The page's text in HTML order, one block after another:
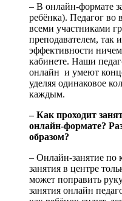
– В онлайн-формате
ребёнка). Педагог во
всеми участниками
преподавателем, так
эффективности ничем
кабинете. Наши
онлайн и умеют
уделяя одинаковое
каждым.
– Как проходит
онлайн-формате?
образом?
– Онлайн-занятие по
занятия в центре
может поправить
занятия онлайн